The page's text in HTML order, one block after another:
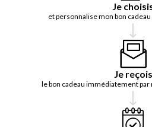
Je
et personnalise mon bon
Je reçois
le bon cadeau immédiatement par